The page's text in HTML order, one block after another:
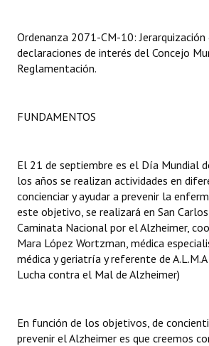
Digesto
Organigrama
Informes de Gestión
Dictámenes Asesoría Letrada
Actas de Sesión
Informes de Unidad Coordinadora
Ejecución Presupuestaria
NORMATIVA
Ordenanza 2071-CM-10: Jerarquización
declaraciones de interés del Concejo
Reglamentación.
FUNDAMENTOS
El 21 de septiembre es el Día Mundial
los años se realizan actividades en
concienciar y ayudar a prevenir la
este objetivo, se realizará en San
Caminata Nacional por el Alzheimer,
Mara López Wortzman, médica
médica y geriatría y referente de A.L.M.A
Lucha contra el Mal de Alzheimer)
En función de los objetivos, de
prevenir el Alzheimer es que creemos